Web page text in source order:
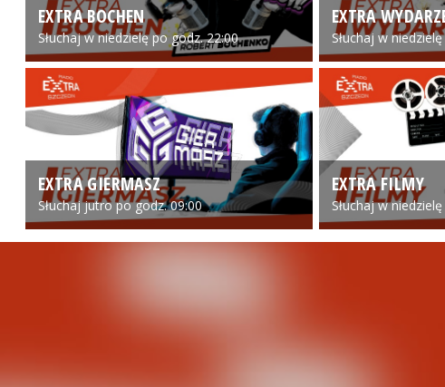
EXTRA BOCHEN
Słuchaj w niedzielę po godz. 22:00
EXTRA
Słuchaj w
EXTRA GIERMASZ
Słuchaj jutro po godz. 09:00
EXTRA FILMY
Słuchaj w